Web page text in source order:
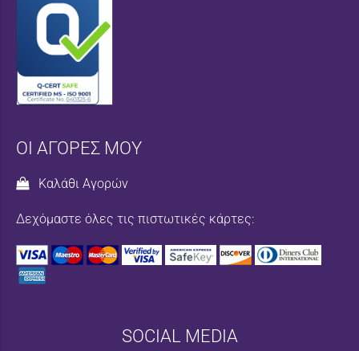
ΟΙ ΑΓΟΡΕΣ ΜΟΥ
Καλάθι Αγορών
Δεχόμαστε όλες τις πιστωτικές κάρτες:
SOCIAL MEDIA